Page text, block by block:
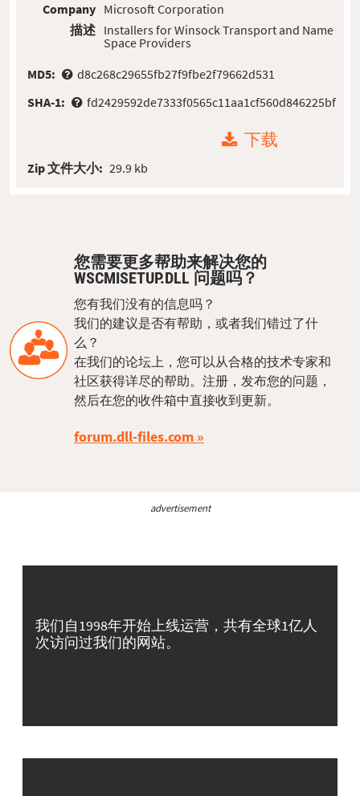
Company
描述
Microsoft Corporation
Installers for Winsock Transport and Name
Space Providers
MD5:
d8c268c29655fb27f9fbe2f79662d531
SHA-1:
fd2429592de7333f0565c11aa1cf560d846225bf
下载
Zip 文件大小: 29.9 kb
您需要更多帮助来解决您的
WSCMISETUP.DLL 问题吗？
您有我们没有的信息吗？
我们的建议是否有帮助，或者我们错过了什
么？
在我们的论坛上，您可以从合格的技术专家和
社区获得详尽的帮助。注册，发布您的问题，
然后在您的收件箱中直接收到更新。
forum.dll-files.com
advertisement
我们自1998年开始上线运营，共有全球1亿人
次访问过我们的网站。